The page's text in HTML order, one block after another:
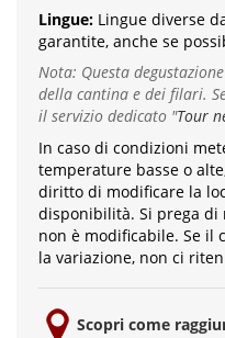
Lingue: Lingue diverse
garantite, anche se
Nota: Questa
della cantina e dei filari.
il servizio dedicato "Tour
In caso di condizioni
temperature basse o
diritto di modificare la
disponibilità. Si prega di
non è modificabile. Se il
la variazione, non ci
Scopri come